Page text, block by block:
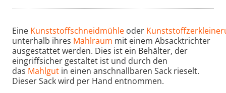
Eine Kunststoffschneidmühle oder
unterhalb ihres Mahlraum mit einem Absacktrichter
ausgestattet werden. Dies ist ein Behälter, der
eingriffsicher gestaltet ist und durch den
das Mahlgut in einen anschnallbaren Sack rieselt.
Dieser Sack wird per Hand entnommen.